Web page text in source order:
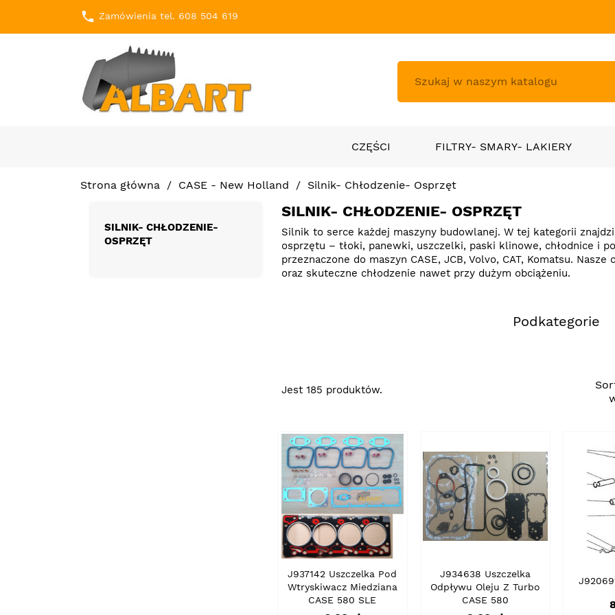
local_phone Zamówienia tel. 608 504 619
CZĘŚCI FILTRY- SMARY- LAKIERY
Strona główna CASE - New Holland Silnik- Chłodzenie- Osprzęt
SILNIK- CHŁODZENIE-
OSPRZĘT
SILNIK- CHŁODZENIE- OSPRZĘT
Silnik to serce każdej maszyny budowlanej. W tej kategorii
osprzętu – tłoki, panewki, uszczelki, paski klinowe, chłodnice i
przeznaczone do maszyn CASE, JCB, Volvo, CAT, Komatsu.
oraz skuteczne chłodzenie nawet przy dużym obciążeniu.
Podkategorie
Jest 185 produktów.
J937142 Uszczelka Pod
Wtryskiwacz Miedziana
CASE 580 SLE
J934638 Uszczelka
Odpływu Oleju Z Turbo
CASE 580